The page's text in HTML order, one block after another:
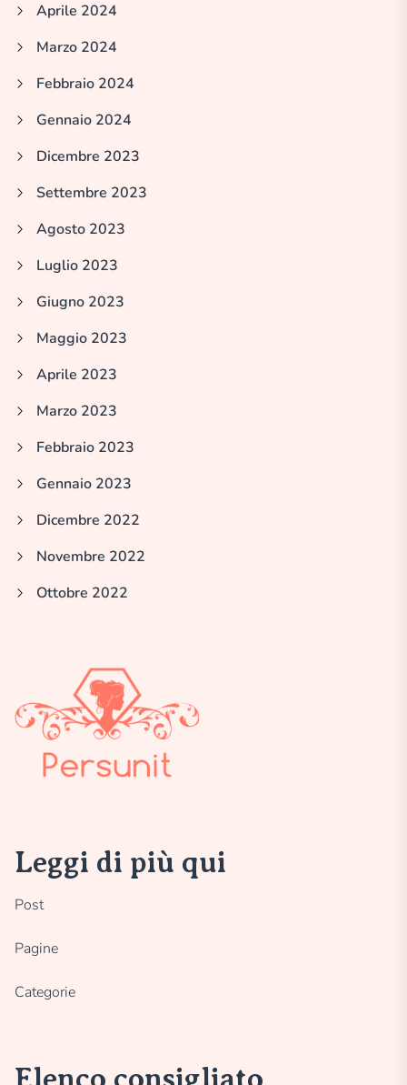
Aprile 2024
Marzo 2024
Febbraio 2024
Gennaio 2024
Dicembre 2023
Settembre 2023
Agosto 2023
Luglio 2023
Giugno 2023
Maggio 2023
Aprile 2023
Marzo 2023
Febbraio 2023
Gennaio 2023
Dicembre 2022
Novembre 2022
Ottobre 2022
Leggi di più qui
Post
Pagine
Categorie